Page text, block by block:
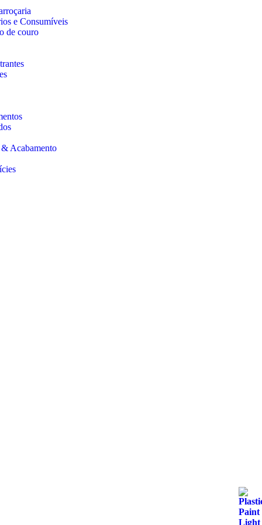
e Consumíveis
de couro
& Acabamento